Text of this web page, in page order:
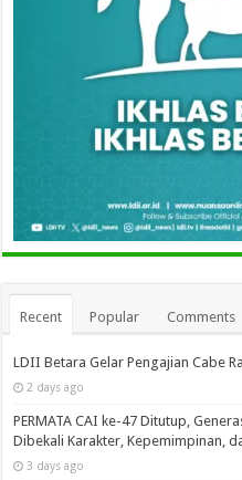
Recent Popular Comments
LDII Betara Gelar Pengajian Cabe
2 days ago
PERMATA CAI ke-47 Ditutup,
Dibekali Karakter, Kepemimpinan,
3 days ago